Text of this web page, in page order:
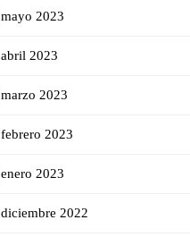
mayo 2023
abril 2023
marzo 2023
febrero 2023
enero 2023
diciembre 2022